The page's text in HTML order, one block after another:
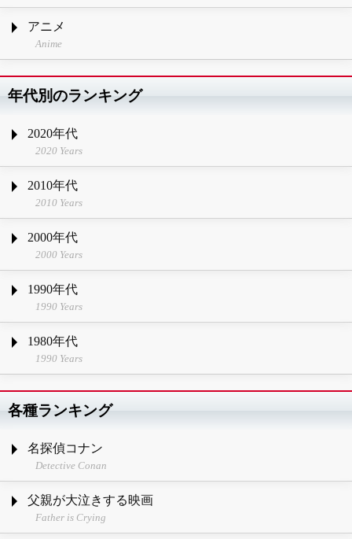
アニメ
Anime
年代別のランキング
2020年代
2020 Years
2010年代
2010 Years
2000年代
2000 Years
1990年代
1990 Years
1980年代
1990 Years
各種ランキング
名探偵コナン
Detective Conan
父親が大泣きする映画
Father is Crying